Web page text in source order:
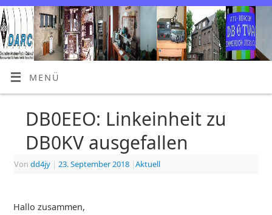
MENÜ
DB0EEO: Linkeinheit zu
DB0KV ausgefallen
Von dd4jy | 23. September 2018 |Aktuell
Hallo zusammen,